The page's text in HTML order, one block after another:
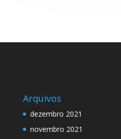
Arquivos
dezembro 2021
novembro 2021